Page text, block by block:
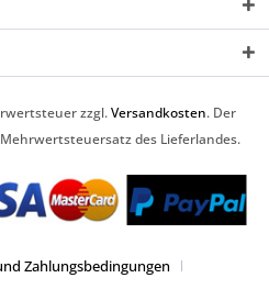
zzgl.Versandkosten. Der
des Lieferlandes.
Zahlungsbedingungen